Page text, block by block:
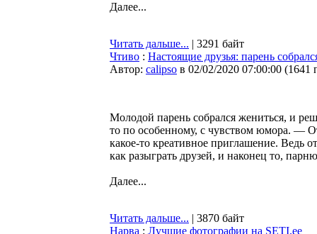
Далее...
Читать дальше... | 3291 байт
Чтиво : Настоящие друзья: парень
Автор: calipso в 02/02/2020 07:00:00 (1641
Молодой парень собрался жениться, и
то по особенному, с чувством юмора. —
какое-то креативное приглашение.
как разыграть друзей, и наконец то,
Далее...
Читать дальше... | 3870 байт
Нарва : Лучшие фотографии на SETI.ee